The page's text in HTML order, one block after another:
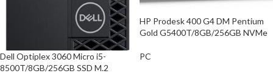
Dell Optiplex 3060 Micro i5-
8500T/8GB/256GB SSD M.2
HP Prodesk 400 G4 DM Pentium
Gold G5400T/8GB/256GB NVMe
PC